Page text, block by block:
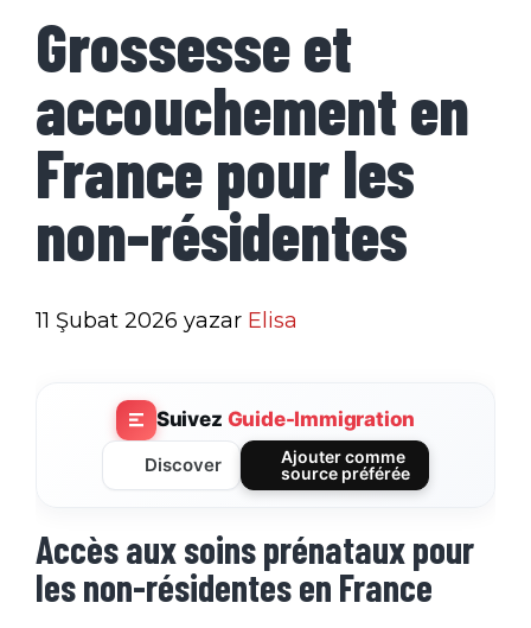
Grossesse et
accouchement en
France pour les
non-résidentes
11 Şubat 2026 yazar Elisa
Suivez Guide-Immigration
Discover
Ajouter comme
source préférée
Accès aux soins prénataux pour
les non-résidentes en France